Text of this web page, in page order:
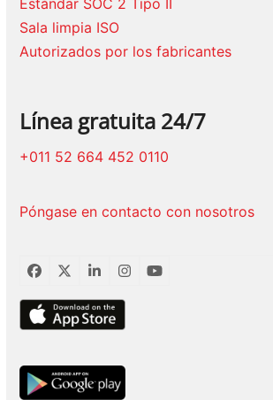
Sala limpia ISO
Autorizados por los fabricantes
Línea gratuita 24/7
+011 52 664 452 0110
Póngase en contacto con nosotros
Facebook
TwitterLinkedInInstagram
YouTube